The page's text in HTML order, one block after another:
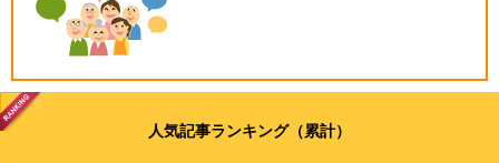
人気記事ランキング（累計）